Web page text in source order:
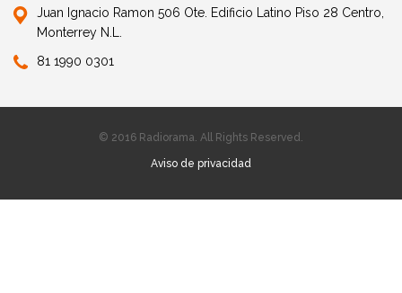
Juan Ignacio Ramon 506 Ote. Edificio Latino Piso 28 Centro,
Monterrey N.L.
81 1990 0301
© 2016 Radiorama. All Rights Reserved.
Aviso de privacidad